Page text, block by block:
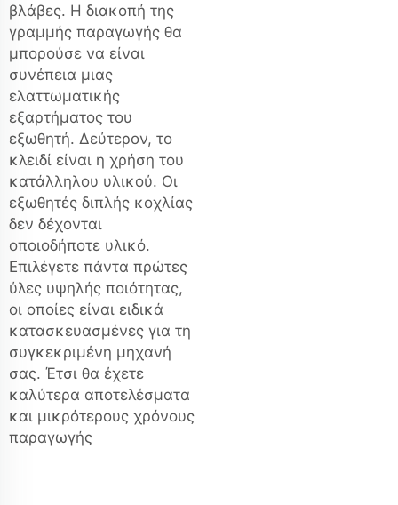
βλάβες. Η διακοπή της
γραμμής παραγωγής θα
μπορούσε να είναι
συνέπεια μιας
ελαττωματικής
εξαρτήματος του
εξωθητή. Δεύτερον, το
κλειδί είναι η χρήση του
κατάλληλου υλικού. Οι
εξωθητές διπλής κοχλίας
δεν δέχονται
οποιοδήποτε υλικό.
Επιλέγετε πάντα πρώτες
ύλες υψηλής ποιότητας,
οι οποίες είναι ειδικά
κατασκευασμένες για τη
συγκεκριμένη μηχανή
σας. Έτσι θα έχετε
καλύτερα αποτελέσματα
και μικρότερους χρόνους
παραγωγής